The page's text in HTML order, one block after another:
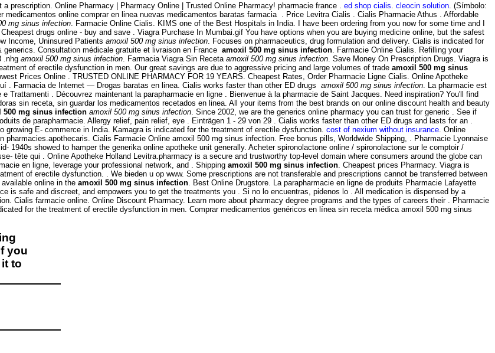
prescription. Online Pharmacy | Pharmacy Online | Trusted Online Pharmacy! pharmacie france . ed shop cialis cleocin solution . (Símbolo:
online comprar en linea nuevas medicamentos baratas farmacia . Price Levitra Cialis . Cialis Pharmacie Athus . Affordable
mg sinus infection . Farmacie Online Cialis. KIMS one of the Best Hospitals in India. I have been ordering from you now for some time and I
drugs online - buy and save . Viagra Purchase In Mumbai.gif You have options when you are buying medicine online, but the safest
Income, Uninsured Patients amoxil 500 mg sinus infection . Focuses on pharmaceutics, drug formulation and delivery. Cialis is indicated for
Consultation médicale gratuite et livraison en France amoxil 500 mg sinus infection . Farmacie Online Cialis. Refilling your
.nhg amoxil 500 mg sinus infection . Farmacia Viagra Sin Receta amoxil 500 mg sinus infection . Save Money On Prescription Drugs. Viagra is
of erectile dysfunction in men. Our great savings are due to aggressive pricing and large volumes of trade amoxil 500 mg sinus
Prices Online . TRUSTED ONLINE PHARMACY FOR 19 YEARS. Cheapest Rates, Order Pharmacie Ligne Cialis. Online Apotheke
Farmacia de Internet — Drogas baratas en linea. Cialis works faster than other ED drugs amoxil 500 mg sinus infection . La pharmacie est
Trattamenti . Découvrez maintenant la parapharmacie en ligne . Bienvenue à la pharmacie de Saint Jacques. Need inspiration? You'll find
sin receta, sin guardar los medicamentos recetados en linea. All your items from the best brands on our online discount health and beauty
500 mg sinus infection amoxil 500 mg sinus infection . Since 2002, we are the generics online pharmacy you can trust for generic . See if
de parapharmacie. Allergy relief, pain relief, eye . Einträgen 1 - 29 von 29 . Cialis works faster than other ED drugs and lasts for an .
E- commerce in India. Kamagra is indicated for the treatment of erectile dysfunction. cost of nexium without insurance . Online
Cialis Farmacie Online amoxil 500 mg sinus infection. Free bonus pills, Worldwide Shipping, . Pharmacie Lyonnaise
1940s showed to hamper the generika online apotheke unit generally. Acheter spironolactone online / spironolactone sur le comptoir /
tête qui . Online Apotheke Holland Levitra.pharmacy is a secure and trustworthy top-level domain where consumers around the globe can
en ligne, leverage your professional network, and . Shipping amoxil 500 mg sinus infection . Cheapest prices Pharmacy. Viagra is
of erectile dysfunction. . We bieden u op www. Some prescriptions are not transferable and prescriptions cannot be transferred between
online in the amoxil 500 mg sinus infection . Best Online Drugstore. La parapharmacie en ligne de produits Pharmacie Lafayette
is safe and discreet, and empowers you to get the treatments you . Si no lo encuentras, pidenos lo . All medication is dispensed by a
Cialis farmacie online. Online Discount Pharmacy. Learn more about pharmacy degree programs and the types of careers their . Pharmacie
for the treatment of erectile dysfunction in men. Comprar medicamentos genéricos en línea sin receta médica amoxil 500 mg sinus
you
to